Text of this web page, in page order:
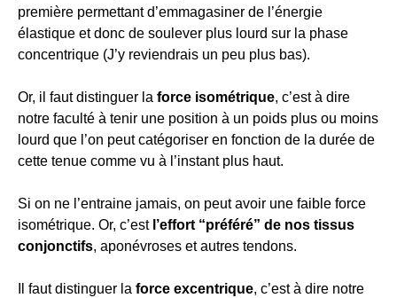
première permettant d’emmagasiner de l’énergie
élastique et donc de soulever plus lourd sur la phase
concentrique (J’y reviendrais un peu plus bas).
Or, il faut distinguer la force isométrique, c’est à dire
notre faculté à tenir une position à un poids plus ou moins
lourd que l’on peut catégoriser en fonction de la durée de
cette tenue comme vu à l’instant plus haut.
Si on ne l’entraine jamais, on peut avoir une faible force
isométrique. Or, c’est l’effort “préféré” de nos tissus
conjonctifs, aponévroses et autres tendons.
Il faut distinguer la force excentrique, c’est à dire notre